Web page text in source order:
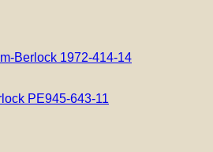
Berlock 1972-414-14